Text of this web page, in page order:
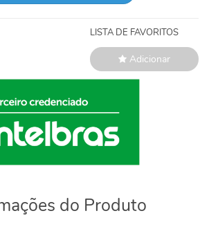
LISTA DE FAVORITOS
Adicionar
do Produto